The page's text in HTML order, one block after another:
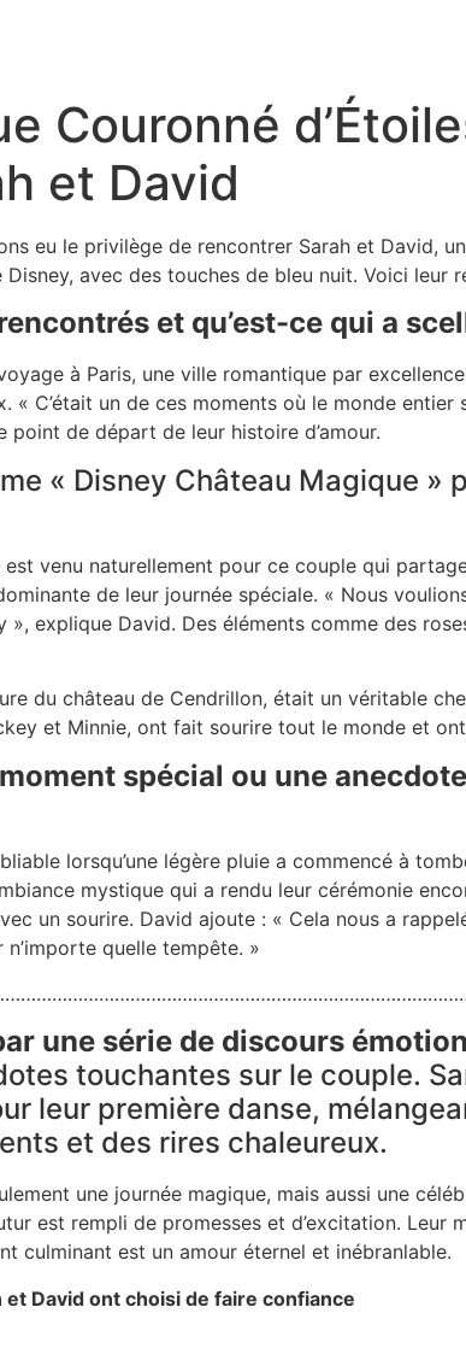
Couronné
et David
eu le privilège de rencontrer Sarah et David,
avec des touches de bleu nuit. Voici leur
et qu’est-ce qui a
à Paris, une ville romantique par
« C’était un de ces moments où le monde
point de départ de leur histoire d’amour.
« Disney Château Magique »
venu naturellement pour ce couple qui
de leur journée spéciale. « Nous
explique David. Des éléments comme des
du château de Cendrillon, était un véritable
et Minnie, ont fait sourire tout le monde et
spécial ou une
lorsqu’une légère pluie a commencé à
mystique qui a rendu leur cérémonie
un sourire. David ajoute : « Cela nous a
quelle tempête. »
une série de discours
touchantes sur le couple.
leur première danse,
et des rires chaleureux.
une journée magique, mais aussi une
est rempli de promesses et d’excitation. Leur
culminant est un amour éternel et inébranlable.
David ont choisi de faire confiance